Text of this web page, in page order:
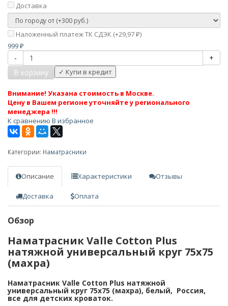
Доставка
Наложенный платеж ТК СДЭК (+29,97 ₽)
999 ₽
-
+
В корзину
Внимание! Указана стоимость в Москве.
Цену в Вашем регионе уточняйте у регионального
менеджера !!!
К сравнению В избранное
Категории: Наматрасники
Описание Характеристики Отзывы
Доставка Оплата
Обзор
Наматрасник Valle Cotton Plus
натяжной универсальный круг 75х75
(махра)
Наматрасник Valle Cotton Plus натяжной
универсальный круг 75х75 (махра), белый, Россия,
все для детских кроваток.